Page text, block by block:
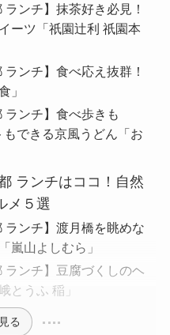
ンチ】抹茶好き必見！
ーツ「祇園辻利 祇園本
ンチ】食べ応え抜群！
」
ランチ】食べ歩きも
できる京風うどん「お
ランチはココ！自然
メ５選
ランチ】渡月橋を眺めな
嵐山よしむら」
ランチ】豆腐づくしのヘ
とうふ 稲」
る